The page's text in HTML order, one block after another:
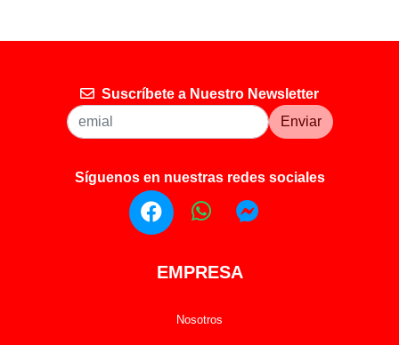
Suscríbete a Nuestro Newsletter
Enviar
Síguenos en nuestras redes sociales
EMPRESA
Nosotros